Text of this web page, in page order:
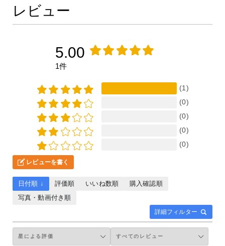
レビュー
5.00
1件
(1)
(0)
(0)
(0)
(0)
レビューを書く
詳細フィルター
日付順 ↓ 評価順 いいね数順
購入確認順
写真・動画付き順